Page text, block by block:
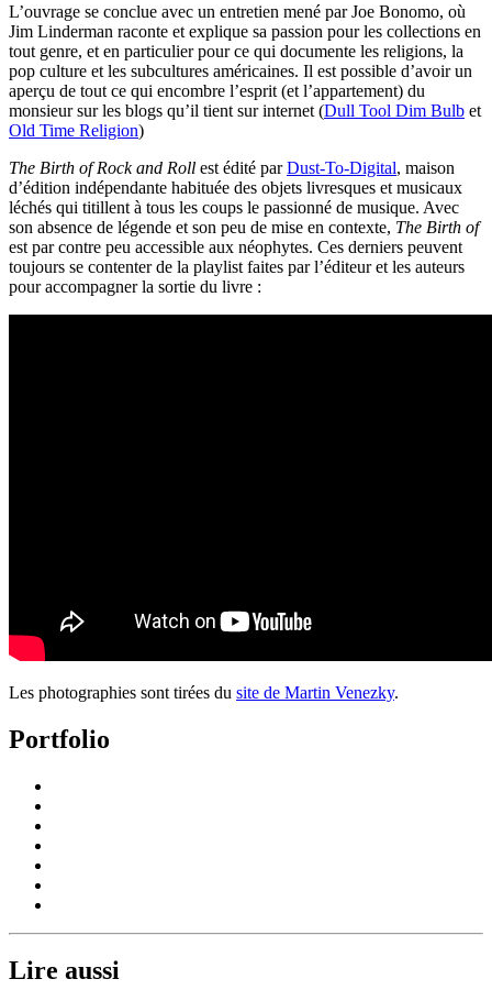
L’ouvrage se conclue avec un entretien mené par Joe Bonomo, où
Jim Linderman raconte et explique sa passion pour les collections en
tout genre, et en particulier pour ce qui documente les religions, la
pop culture et les subcultures américaines. Il est possible d’avoir un
aperçu de tout ce qui encombre l’esprit (et l’appartement) du
monsieur sur les blogs qu’il tient sur internet (Dull Tool Dim Bulb et
Old Time Religion)
The Birth of Rock and Roll est édité parDust-To-Digital, maison
d’édition indépendante habituée des objets livresques et musicaux
léchés qui titillent à tous les coups le passionné de musique. Avec
son absence de légende et son peu de mise en contexte, The Birth of
est par contre peu accessible aux néophytes. Ces derniers peuvent
toujours se contenter de la playlist faites par l’éditeur et les auteurs
pour accompagner la sortie du livre :
Les photographies sont tirées du site de Martin Venezky.
Portfolio
Lire aussi